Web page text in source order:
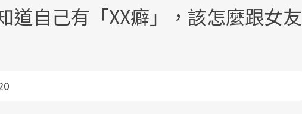
道自己有「XX癖」，該怎麼跟女友